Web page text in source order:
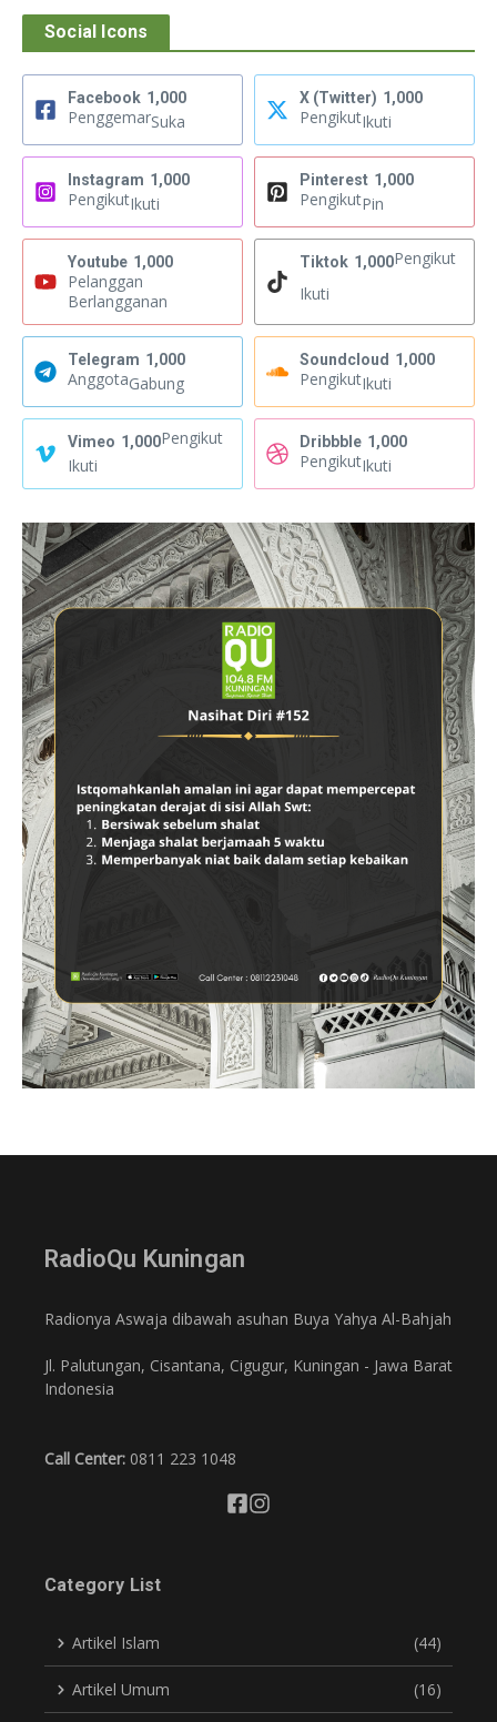
Social Icons
Facebook 1,000
PenggemarSuka
X (Twitter) 1,000
PengikutIkuti
Instagram 1,000
PengikutIkuti
Pinterest 1,000
PengikutPin
Youtube 1,000
Pelanggan
Berlangganan
Tiktok 1,000Pengikut
Ikuti
Telegram 1,000
AnggotaGabung
Soundcloud 1,000
PengikutIkuti
Vimeo 1,000Pengikut
Ikuti
Dribbble 1,000
PengikutIkuti
RadioQu Kuningan
Radionya Aswaja dibawah asuhan Buya Yahya Al-Bahjah
Jl. Palutungan, Cisantana, Cigugur, Kuningan - Jawa Barat
Indonesia
Call Center: 0811 223 1048
Category List
Artikel Islam (44)
Artikel Umum (16)